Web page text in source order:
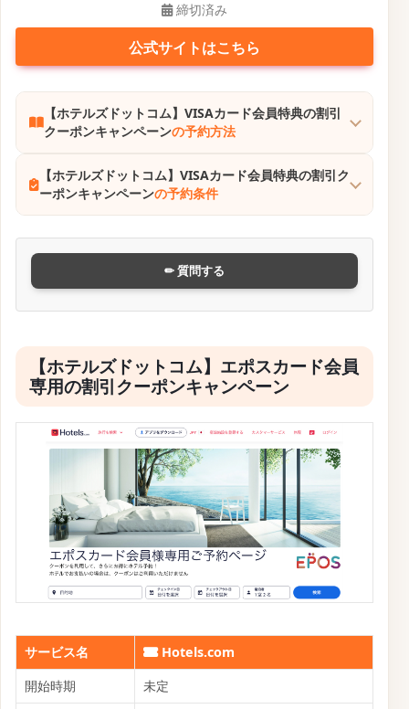
締切済み
公式サイトはこちら
【ホテルズドットコム】VISAカード会員特典の割引
クーポンキャンペーンの予約方法
【ホテルズドットコム】VISAカード会員特典の割引ク
ーポンキャンペーンの予約条件
✏ 質問する
【ホテルズドットコム】エポスカード会員
専用の割引クーポンキャンペーン
サービス名
Hotels.com
開始時期
未定